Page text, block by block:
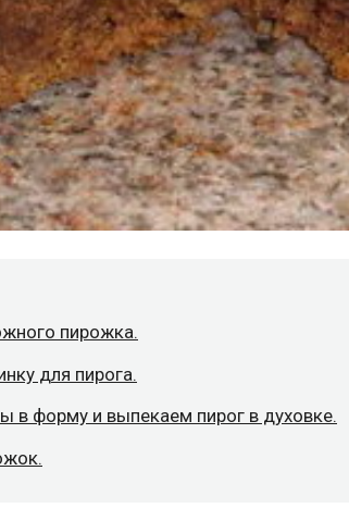
пирожка.
для пирога.
в форму и выпекаем пирог в духовке.